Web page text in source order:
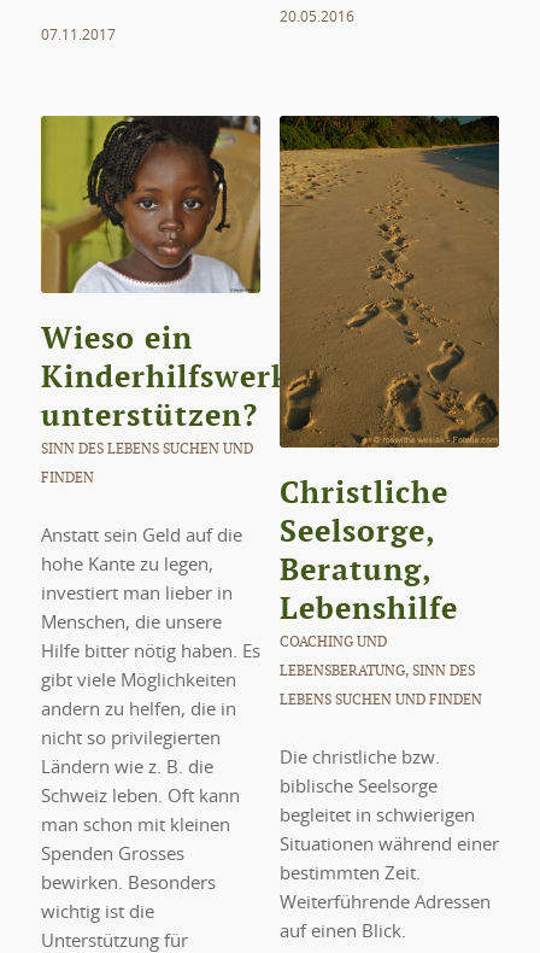
07.11.2017
20.05.2016
Wieso ein
Kinderhilfswerk
unterstützen?
SINN DES LEBENS SUCHEN UND
FINDEN
Anstatt sein Geld auf die
hohe Kante zu legen,
investiert man lieber in
Menschen, die unsere
Hilfe bitter nötig haben. Es
gibt viele Möglichkeiten
andern zu helfen, die in
nicht so privilegierten
Ländern wie z. B. die
Schweiz leben. Oft kann
man schon mit kleinen
Spenden Grosses
bewirken. Besonders
wichtig ist die
Unterstützung für
Christliche
Seelsorge,
Beratung,
Lebenshilfe
COACHING UND
LEBENSBERATUNG, SINN DES
LEBENS SUCHEN UND FINDEN
Die christliche bzw.
biblische Seelsorge
begleitet in schwierigen
Situationen während einer
bestimmten Zeit.
Weiterführende Adressen
auf einen Blick.